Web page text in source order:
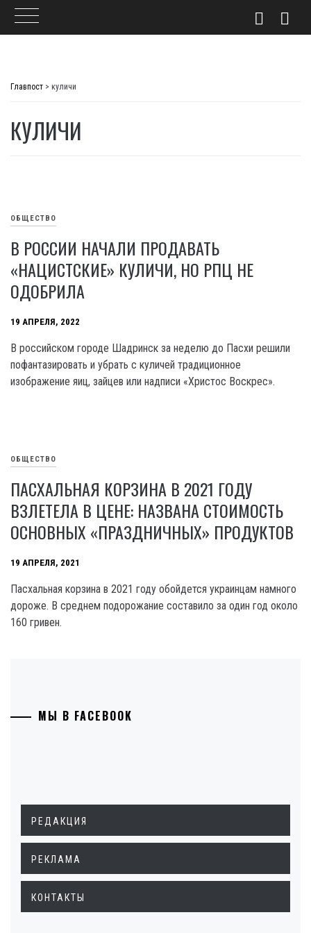
Главпост > куличи
КУЛИЧИ
ОБЩЕСТВО
В РОССИИ НАЧАЛИ ПРОДАВАТЬ
«НАЦИСТСКИЕ» КУЛИЧИ, НО РПЦ НЕ
ОДОБРИЛА
19 АПРЕЛЯ, 2022
В российском городе Шадринск за неделю до Пасхи решили
пофантазировать и убрать с куличей традиционное
изображение яиц, зайцев или надписи «Христос Воскрес».
ОБЩЕСТВО
ПАСХАЛЬНАЯ КОРЗИНА В 2021 ГОДУ
ВЗЛЕТЕЛА В ЦЕНЕ: НАЗВАНА СТОИМОСТЬ
ОСНОВНЫХ «ПРАЗДНИЧНЫХ» ПРОДУКТОВ
19 АПРЕЛЯ, 2021
Пасхальная корзина в 2021 году обойдется украинцам намного
дороже. В среднем подорожание составило за один год около
160 гривен.
МЫ В FACEBOOK
РЕДАКЦИЯ
РЕКЛАМА
КОНТАКТЫ